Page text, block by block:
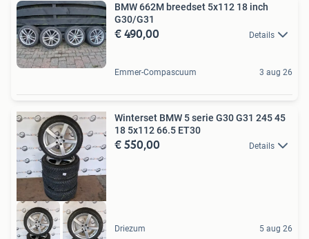
BMW 662M breedset 5x112 18 inch
G30/G31
€ 490,00 Details
Emmer-Compascuum 3 aug 26
Winterset BMW 5 serie G30 G31 245 45
18 5x112 66.5 ET30
€ 550,00 Details
Driezum 5 aug 26